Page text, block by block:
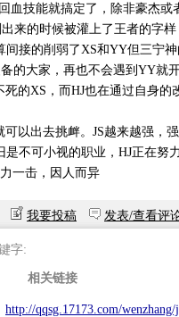
血技能就搞定了，除非豪杰或
来的时候被灌上了王者的字样
接的削弱了XS和YY但三宁神
的大家，再也不会遇到YY就
的XS，而HJ也在通过自身的
以出去挑衅。JS越来越强，
不可小视的职业，HJ正在努力
一击，因人而异
我要投稿 发表/查看评
字:
相关链接
http://qqsg.17173.com/wenzhang/j